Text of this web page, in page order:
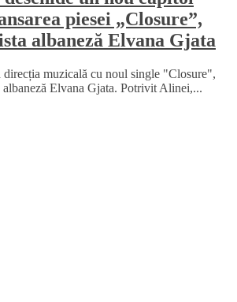
piesei „Closure”,
albaneză Elvana Gjata
muzicală cu noul single "Closure",
albaneză Elvana Gjata. Potrivit Alinei,...